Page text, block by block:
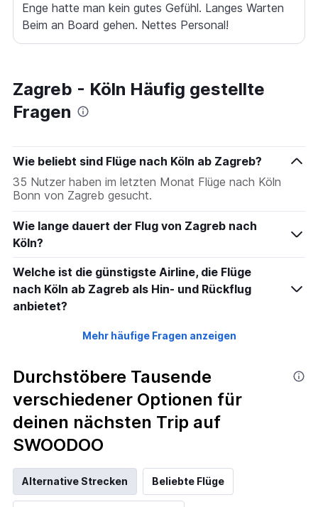
Enge hatte man kein gutes Gefühl. Langes Warten
Beim an Board gehen. Nettes Personal!
Zagreb - Köln Häufig gestellte
Fragen
Wie beliebt sind Flüge nach Köln ab Zagreb?
35 Nutzer haben im letzten Monat Flüge nach Köln
Bonn von Zagreb gesucht.
Wie lange dauert der Flug von Zagreb nach
Köln?
Welche ist die günstigste Airline, die Flüge
nach Köln ab Zagreb als Hin- und Rückflug
anbietet?
Mehr häufige Fragen anzeigen
Durchstöbere Tausende
verschiedener Optionen für
deinen nächsten Trip auf
SWOODOO
Alternative Strecken Beliebte Flüge